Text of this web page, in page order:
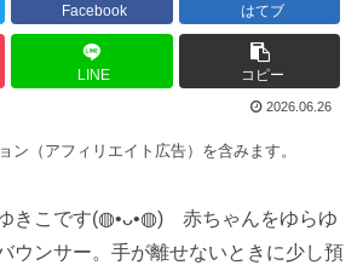
Facebook はてブ
LINE コピー
2026.06.26
ン（アフィリエイト広告）を含みます。
きこです(◍•ᴗ•◍) 赤ちゃんをゆらゆ
ウンサー。手が離せないときに少し預